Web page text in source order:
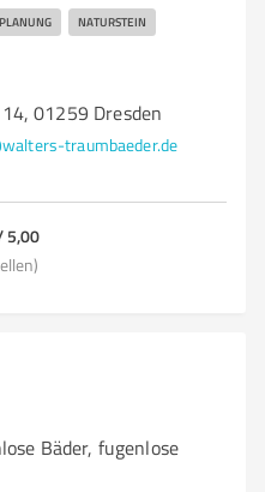
NATURSTEIN
01259 Dresden
traumbaeder.de
5,00
Bäder, fugenlose